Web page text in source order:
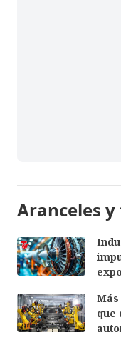
Aranceles
que